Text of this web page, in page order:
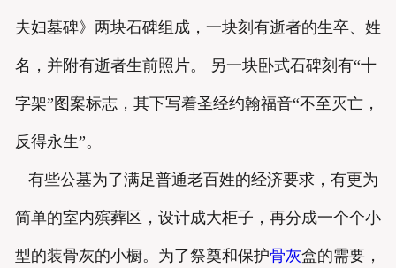
夫妇墓碑》两块石碑组成，一块刻有逝者的生卒、姓
名，并附有逝者生前照片。 另一块卧式石碑刻有“十
字架”图案标志，其下写着圣经约翰福音“不至灭亡，
反得永生”。
有些公墓为了满足普通老百姓的经济要求，有更为
简单的室内殡葬区，设计成大柜子，再分成一个个小
型的装骨灰的小橱。为了祭奠和保护骨灰盒的需要，